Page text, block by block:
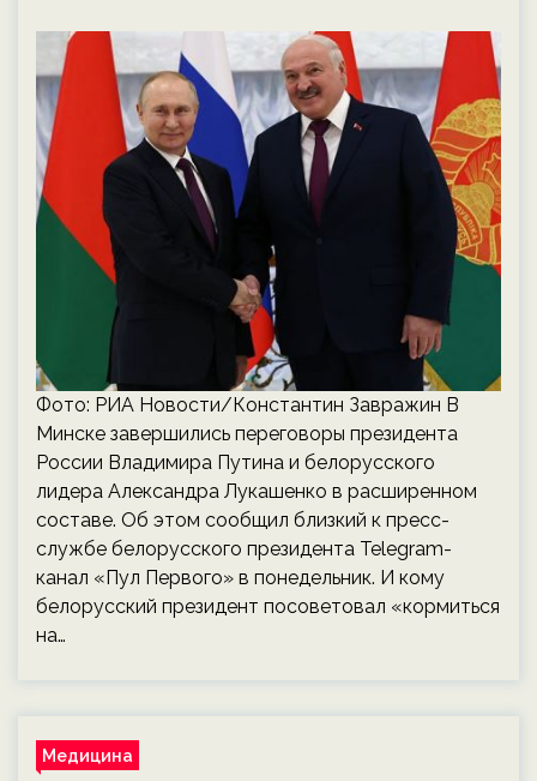
Фото: РИА Новости/Константин Завражин В
Минске завершились переговоры президента
России Владимира Путина и белорусского
лидера Александра Лукашенко в расширенном
составе. Об этом сообщил близкий к пресс-
службе белорусского президента Telegram-
канал «Пул Первого» в понедельник. И кому
белорусский президент посоветовал «кормиться
на…
Медицина